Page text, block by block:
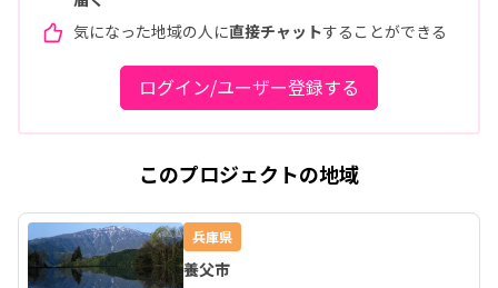
気になった地域の人に直接チャットすることができる
ログイン/ユーザー登録する
このプロジェクトの地域
兵庫県
養父市